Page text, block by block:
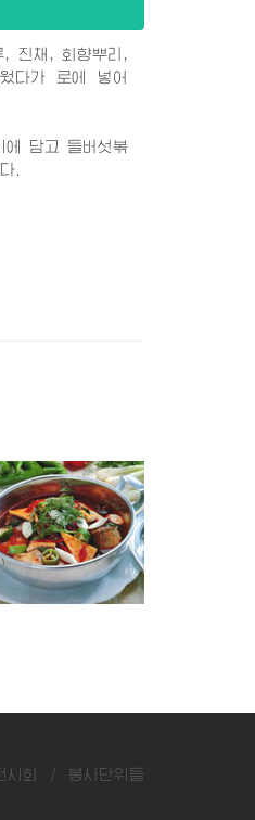
, 진채, 회향뿌리,
다가 로에 넣어
에 담고 들버섯볶
.
시회 / 봉사단위들